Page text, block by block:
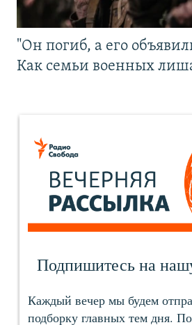
"Он погиб, а его
Как семьи военных